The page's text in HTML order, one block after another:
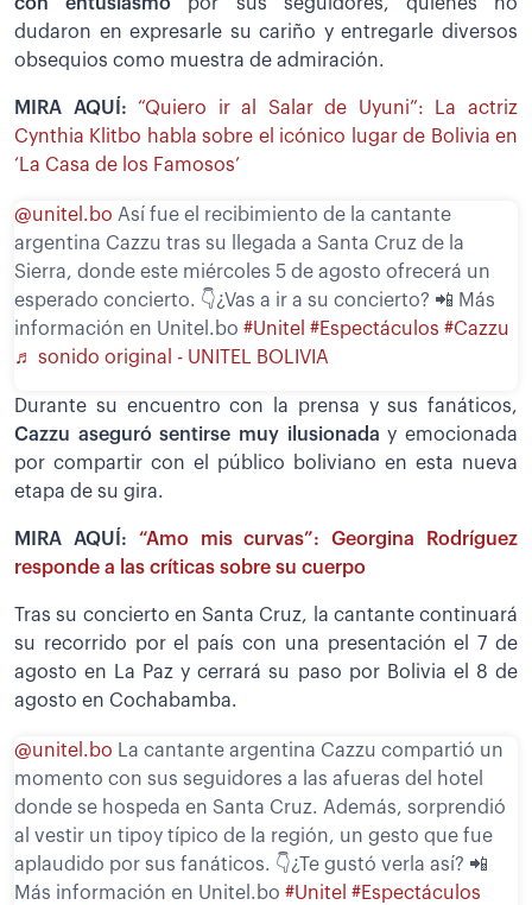
con entusiasmo por sus seguidores, quienes no
dudaron en expresarle su cariño y entregarle diversos
obsequios como muestra de admiración.
MIRA AQUÍ: “Quiero ir al Salar de Uyuni”: La actriz
Cynthia Klitbo habla sobre el icónico lugar de Bolivia en
‘La Casa de los Famosos’
@unitel.bo Así fue el recibimiento de la cantante
argentina Cazzu tras su llegada a Santa Cruz de la
Sierra, donde este miércoles 5 de agosto ofrecerá un
esperado concierto. 👇¿Vas a ir a su concierto? 📲 Más
información en Unitel.bo #Unitel #Espectáculos #Cazzu
♬ sonido original - UNITEL BOLIVIA
Durante su encuentro con la prensa y sus fanáticos,
Cazzu aseguró sentirse muy ilusionaday emocionada
por compartir con el público boliviano en esta nueva
etapa de su gira.
MIRA AQUÍ: “Amo mis curvas”: Georgina Rodríguez
responde a las críticas sobre su cuerpo
Tras su concierto en Santa Cruz, la cantante continuará
su recorrido por el país con una presentación el 7 de
agosto en La Paz y cerrará su paso por Bolivia el 8 de
agosto en Cochabamba.
@unitel.bo La cantante argentina Cazzu compartió un
momento con sus seguidores a las afueras del hotel
donde se hospeda en Santa Cruz. Además, sorprendió
al vestir un tipoy típico de la región, un gesto que fue
aplaudido por sus fanáticos. 👇¿Te gustó verla así? 📲
Más información en Unitel.bo #Unitel #Espectáculos